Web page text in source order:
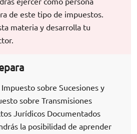
de este tipo de impuestos.
materia y desarrolla tu
sobre Sucesiones y
sobre Transmisiones
Jurídicos Documentados
la posibilidad de aprender